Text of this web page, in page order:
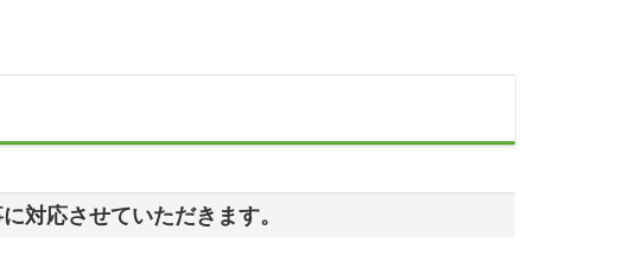
対応させていただきます。